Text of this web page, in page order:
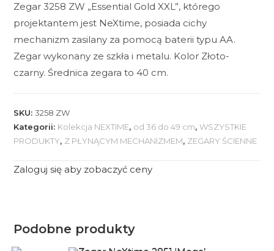
Zegar 3258 ZW „Essential Gold XXL”, którego
projektantem jest NeXtime, posiada cichy
mechanizm zasilany za pomocą baterii typu AA.
Zegar wykonany ze szkła i metalu. Kolor Złoto-
czarny. Średnica zegara to 40 cm.
SKU:3258 ZW
Kategorii: Kolekcja NEXTIME, od 36 do 49 cm,WSZYSTKIE
PRODUKTY, Z PŁYNĄCYM MECHANIZMEM, ZEGARY ŚCIENNE
Zaloguj się aby zobaczyć ceny
Podobne produkty